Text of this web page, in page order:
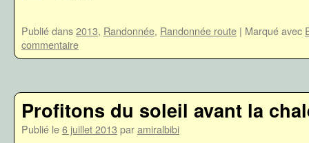
Publié dans2013, Randonnée, Randonnée route | Marqué avec
commentaire
Profitons du soleil avant la
Publié le6 juillet 2013 paramiralbibi